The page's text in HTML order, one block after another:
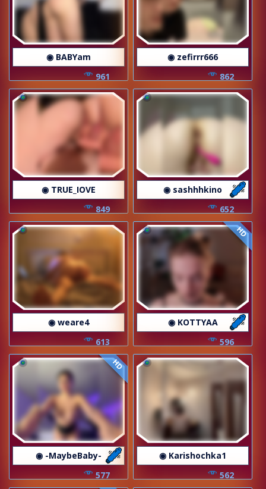
◉ BABYam
961
◉ zefirrr666
862
◉ TRUE_IOVE
849
◉ sashhhkino
652
◉ weare4
613
HD
◉ KOTTYAA
596
HD
◉ -MaybeBaby-
577
◉ Karishochka1
562